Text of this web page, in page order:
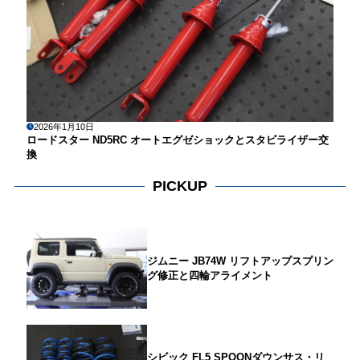
2026年1月10日
ロードスター ND5RC オートエグゼショックとスタビライザー交
換
PICKUP
ジムニー JB74W リフトアップスプリン
グ修正と四輪アライメント
シビック FL5 SPOONダウンサス・リ